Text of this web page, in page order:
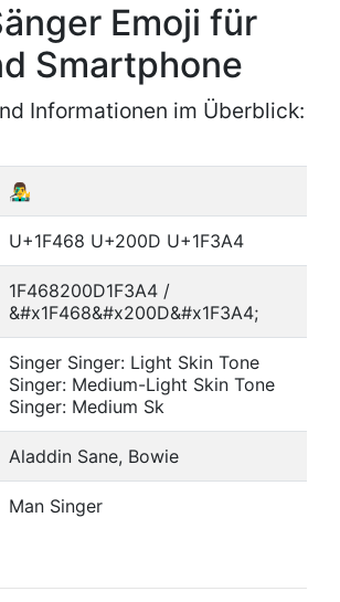
Emoji für
Smartphone
Informationen im Überblick:
👨‍🎤
U+1F468 U+200D U+1F3A4
1F468200D1F3A4 /
&#x1F468&#x200D&#x1F3A4;
Singer Singer: Light Skin Tone
Singer: Medium-Light Skin Tone
Singer: Medium Sk
Aladdin Sane, Bowie
Man Singer